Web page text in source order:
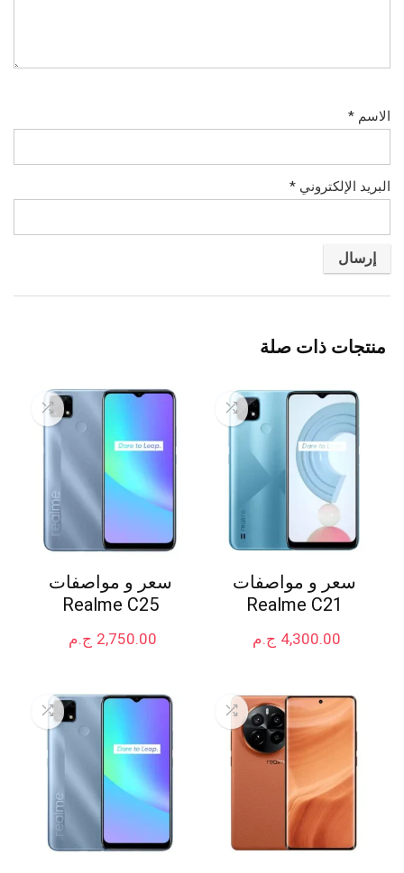
الاسم *
البريد الإلكتروني *
منتجات ذات صلة
سعر و مواصفات
Realme C21
ج.م 4,300.00
سعر و مواصفات
Realme C25
ج.م 2,750.00